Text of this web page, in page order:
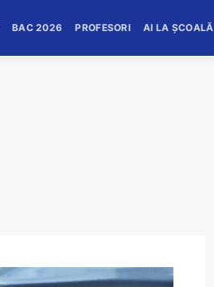
BAC 2026 PROFESORI AI LA ȘCOALĂ